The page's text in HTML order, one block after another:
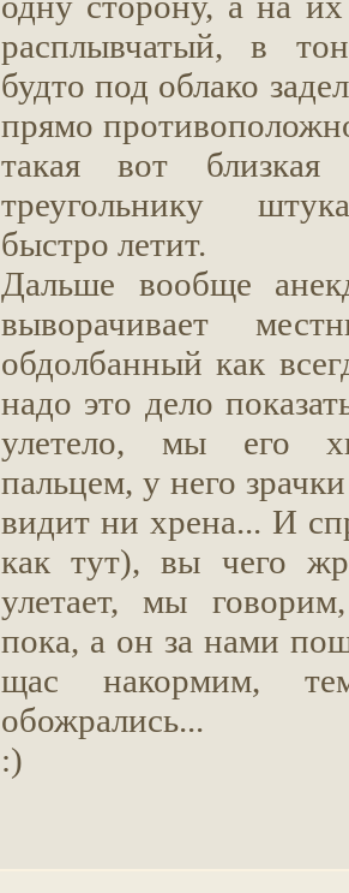
расплывчатый, в
будто под облако
прямо
такая вот
треугольнику
быстро летит.
Дальше вообще
выворачивает
обдолбанный как
надо это дело
улетело, мы его
пальцем, у него
видит ни хрена... И
как тут), вы чего
улетает, мы
пока, а он за нами
щас накормим,
обожрались...
:)